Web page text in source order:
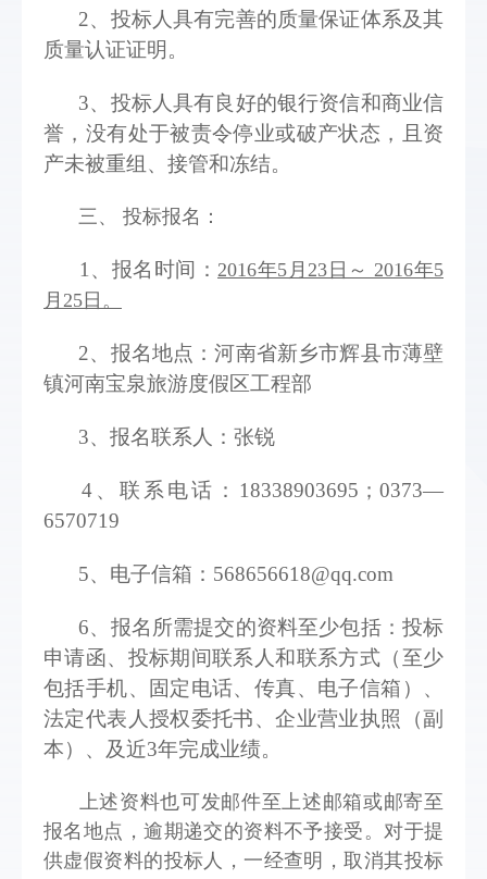
2、投标人具有完善的质量保证体系及其
质量认证证明。
3、投标人具有良好的银行资信和商业信
誉，没有处于被责令停业或破产状态，且资
产未被重组、接管和冻结。
三、 投标报名：
1、报名时间： 2016年5月23日～ 2016年5
月25日。
2、报名地点：河南省新乡市辉县市薄壁
镇河南宝泉旅游度假区工程部
3、报名联系人：张锐
4、联系电话：18338903695；0373—
6570719
5、电子信箱：568656618@qq.com
6、报名所需提交的资料至少包括：投标
申请函、投标期间联系人和联系方式（至少
包括手机、固定电话、传真、电子信箱）、
法定代表人授权委托书、企业营业执照（副
本）、及近3年完成业绩。
上述资料也可发邮件至上述邮箱或邮寄至
报名地点，逾期递交的资料不予接受。对于提
供虚假资料的投标人，一经查明，取消其投标